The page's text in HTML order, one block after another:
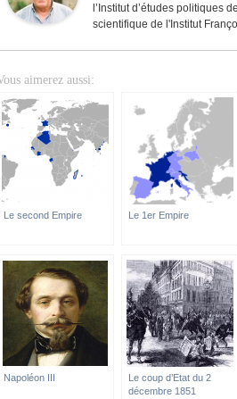
l’Institut d’études politiques
scientifique de l'Institut
aimerez aussi:
Le second Empire Le 1er Empire
Napoléon III
Le coup d’Etat du 2
décembre 1851